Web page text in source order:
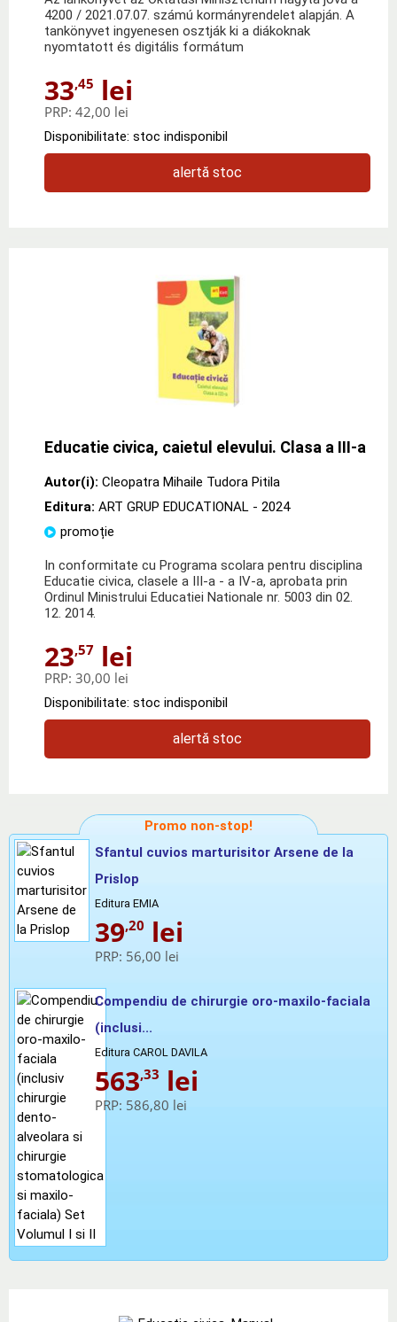
4200 / 2021.07.07. számú kormányrendelet alapján. A
tankönyvet ingyenesen osztják ki a diákoknak
nyomtatott és digitális formátum
33,45 lei
PRP: 42,00 lei
Disponibilitate: stoc indisponibil
alertă stoc
Educatie civica, caietul elevului. Clasa a III-a
Autor(i): Cleopatra Mihaile Tudora Pitila
Editura: ART GRUP EDUCATIONAL - 2024
promoție
In conformitate cu Programa scolara pentru disciplina
Educatie civica, clasele a III-a - a IV-a, aprobata prin
Ordinul Ministrului Educatiei Nationale nr. 5003 din 02.
12. 2014.
23,57 lei
PRP: 30,00 lei
Disponibilitate: stoc indisponibil
alertă stoc
Promo non-stop!
Sfantul cuvios marturisitor Arsene de la
Prislop
Editura EMIA
39,20 lei
PRP: 56,00 lei
Compendiu de chirurgie oro-maxilo-faciala
(inclusi...
Editura CAROL DAVILA
563,33 lei
PRP: 586,80 lei